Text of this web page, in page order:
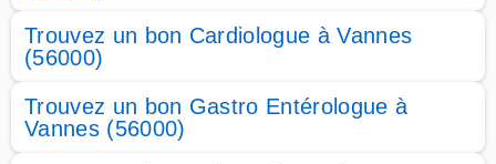
Trouvez un bon Cardiologue à Vannes
(56000)
Trouvez un bon Gastro Entérologue à
Vannes (56000)